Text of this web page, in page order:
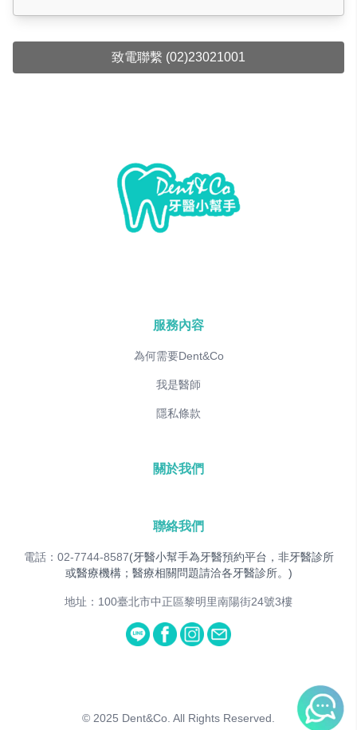
致電聯繫 (02)23021001
服務內容
為何需要Dent&Co
我是醫師
隱私條款
關於我們
聯絡我們
電話：02-7744-8587(牙醫小幫手為牙醫預約平台，非牙醫診所
或醫療機構；醫療相關問題請洽各牙醫診所。)
地址：100臺北市中正區黎明里南陽街24號3樓
© 2025 Dent&Co. All Rights Reserved.